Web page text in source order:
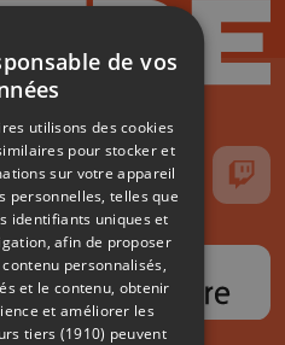
Instagram
nous sur TikTok
Suivez-nous sur YouTube
Suivez-nous
de vos
utilisons des cookies
pour stocker et
sur votre appareil
personnelles, telles que
identifiants uniques et
afin de proposer
personnalisés,
et le contenu, obtenir
et améliorer les
tiers (1910) peuvent